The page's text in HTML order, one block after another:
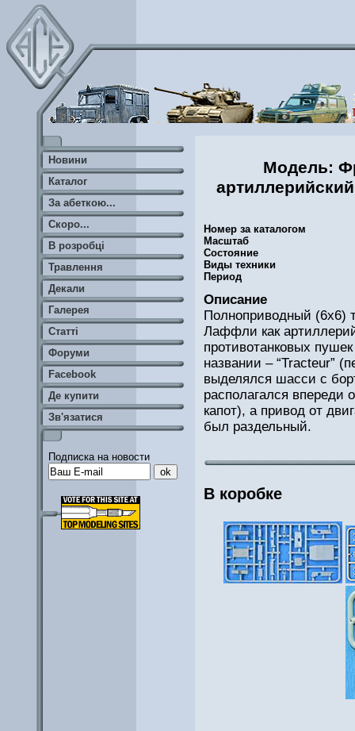
Модель:
Номер за каталогом
Масштаб
Состояние
Виды техники
Период
Описание
Полноприводный (6х6)
Лаффли как
противотанковых
названии – “Tracteur”
выделялся шасси с
располагался впереди
капот), а привод от
был раздельный.
В коробке
Новини
Каталог
За абеткою...
Скоро...
В розробці
Травлення
Декали
Галерея
Статті
Форуми
Facebook
Де купити
Зв'язатися
Подписка на новости